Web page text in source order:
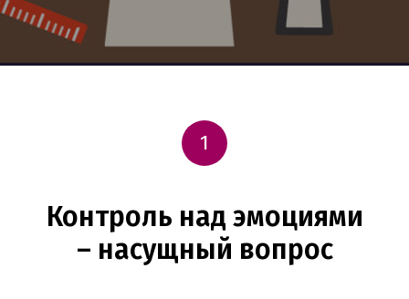
1
Контроль над эмоциями
– насущный вопрос